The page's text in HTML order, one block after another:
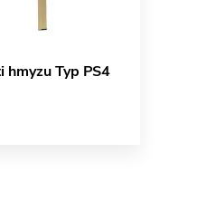
hmyzu Typ PS4